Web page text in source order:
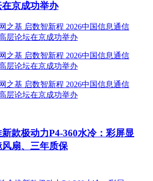
京成功举办
款极动力P4-360水冷：彩屏显
扇、三年质保